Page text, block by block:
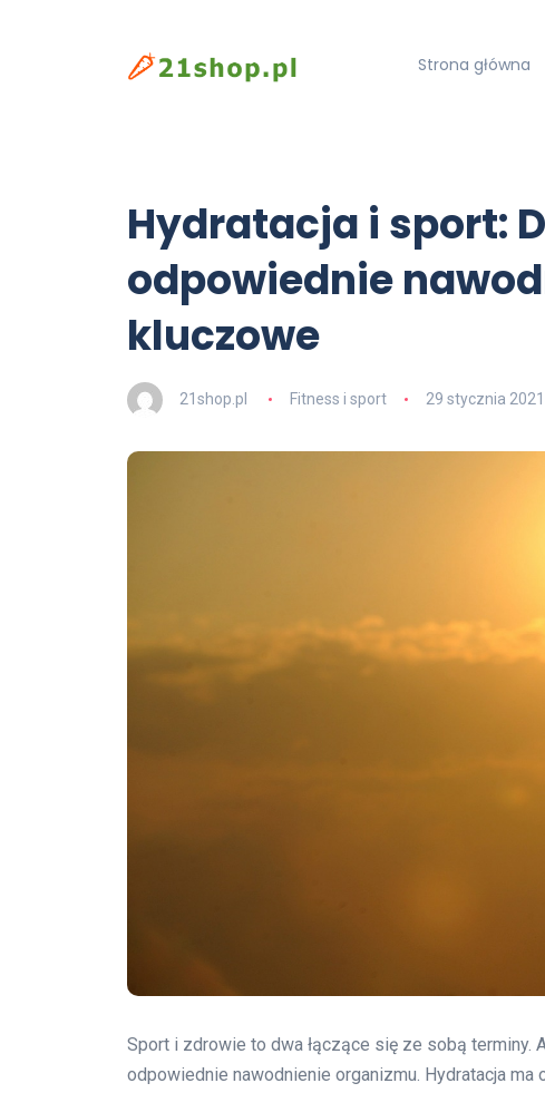
Strona główna
Hydratacja i sport:
odpowiednie
kluczowe
21shop.pl Fitness i sport 29 stycznia 2021
Sport i zdrowie to dwa łączące się ze sobą
odpowiednie nawodnienie organizmu. Hydratacja ma